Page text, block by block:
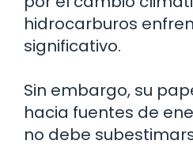
hidrocarburos
significativo.
Sin embargo, su
hacia fuentes de
no debe